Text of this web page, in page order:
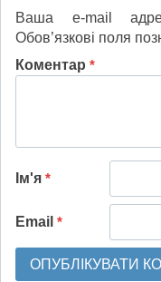
Ваша e-mail
Обов’язкові поля
Коментар *
Ім'я *
Email *